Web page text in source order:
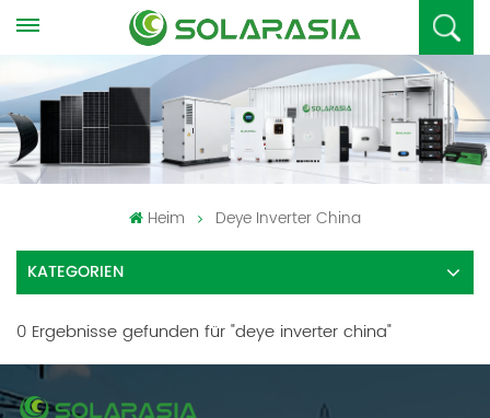
Heim Deye Inverter China
KATEGORIEN
0 Ergebnisse gefunden für "deye inverter china"